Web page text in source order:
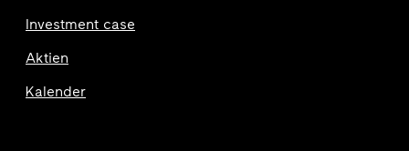
Investment case
Aktien
Kalender